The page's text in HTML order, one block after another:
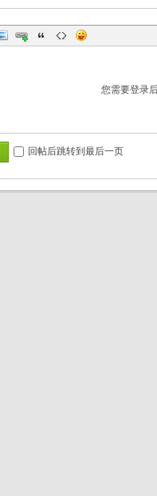
您需要登录
回帖后跳转到最后一页